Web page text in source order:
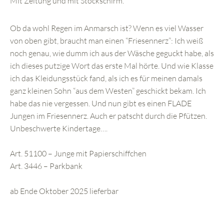
Ob da wohl Regen im Anmarsch ist? Wenn es viel Wasser
von oben gibt, braucht man einen “Friesennerz”: Ich weiß
noch genau, wie dumm ich aus der Wäsche geguckt habe, als
ich dieses putzige Wort das erste Mal hörte. Und wie Klasse
ich das Kleidungsstück fand, als ich es für meinen damals
ganz kleinen Sohn “aus dem Westen” geschickt bekam. Ich
habe das nie vergessen. Und nun gibt es einen FLADE
Jungen im Friesennerz. Auch er patscht durch die Pfützen.
Unbeschwerte Kindertage….
Art. 51100 – Junge mit Papierschiffchen
Art. 3446 – Parkbank
ab Ende Oktober 2025 lieferbar